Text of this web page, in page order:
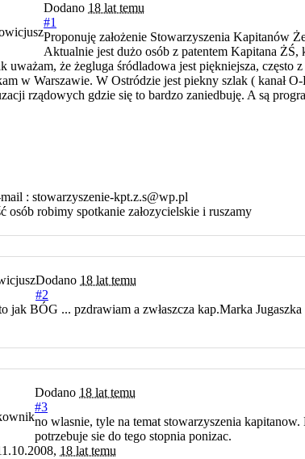
Dodano 18 lat temu
#1
Proponuję założenie Stowarzyszenia Kapitanów
Aktualnie jest dużo osób z patentem Kapitana ŻŚ,
uważam, że żegluga śródladowa jest piękniejsza,
w Warszawie. W Ostródzie jest piekny szlak ( kanał
rządowych gdzie się to bardzo zaniedbuję. A są
: stowarzyszenie-kpt.z.s@wp.pl
osób robimy spotkanie załozycielskie i ruszamy
Dodano 18 lat temu
#2
jak BÓG ... pzdrawiam a zwłaszcza kap.Marka Jugaszka
Dodano 18 lat temu
#3
no wlasnie, tyle na temat stowarzyszenia
potrzebuje sie do tego stopnia ponizac.
18 lat temu